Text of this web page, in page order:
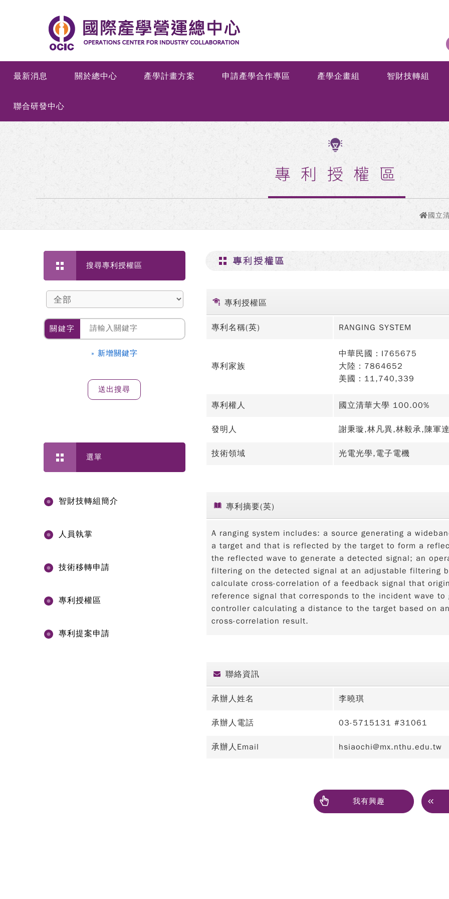
最新消息 關於總中心 產學計畫方案 申請產學合作專區 產學企畫組 智財技轉組
聯合研發中心
專利授權區
國立
搜尋專利授權區
關鍵字
» 新增關鍵字
選單
智財技轉組簡介
人員執掌
技術移轉申請
專利授權區
專利提案申請
專利授權區
專利授權區
專利名稱(英) RANGING SYSTEM
專利家族
中華民國：I765675
大陸：7864652
美國：11,740,339
專利權人 國立清華大學 100.00%
發明人 謝秉璇,林凡異,林毅承,陳軍
技術領域 光電光學,電子電機
專利摘要(英)
A ranging system includes: a source generating a
a target and that is reflected by the target to form a
the reflected wave to generate a detected signal; an
filtering on the detected signal at an adjustable filtering
calculate cross-correlation of a feedback signal that
reference signal that corresponds to the incident wave
controller calculating a distance to the target based on
cross-correlation result.
聯絡資訊
承辦人姓名 李曉琪
承辦人電話 03-5715131 #31061
承辦人Email hsiaochi@mx.nthu.edu.tw
我有興趣